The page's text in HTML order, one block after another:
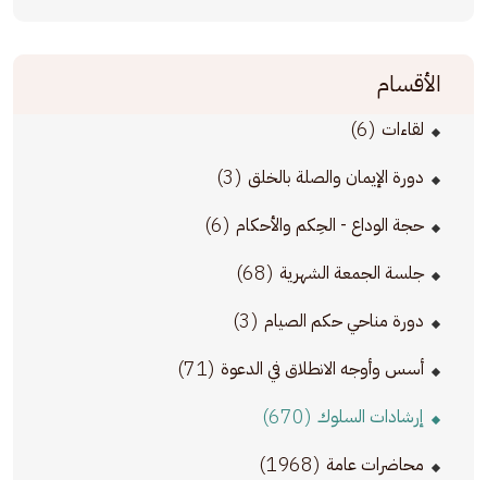
الأقسام
لقاءات (6)
دورة الإيمان والصلة بالخلق (3)
حجة الوداع - الحِكم والأحكام (6)
جلسة الجمعة الشهرية (68)
دورة مناحي حكم الصيام (3)
أسس وأوجه الانطلاق في الدعوة (71)
إرشادات السلوك (670)
محاضرات عامة (1968)